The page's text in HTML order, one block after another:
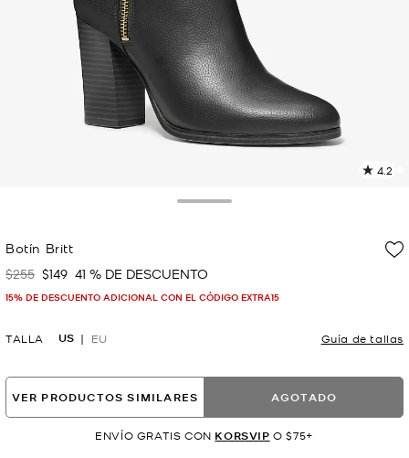
4.2
Botín Britt
Era
$255 Ahora
$149 41 % DE DESCUENTO
15% DE DESCUENTO ADICIONAL CON EL CÓDIGO EXTRA15
TALLA US EU Guía de tallas
VER PRODUCTOS SIMILARES AGOTADO
ENVÍO GRATIS CON KORSVIP O $75+